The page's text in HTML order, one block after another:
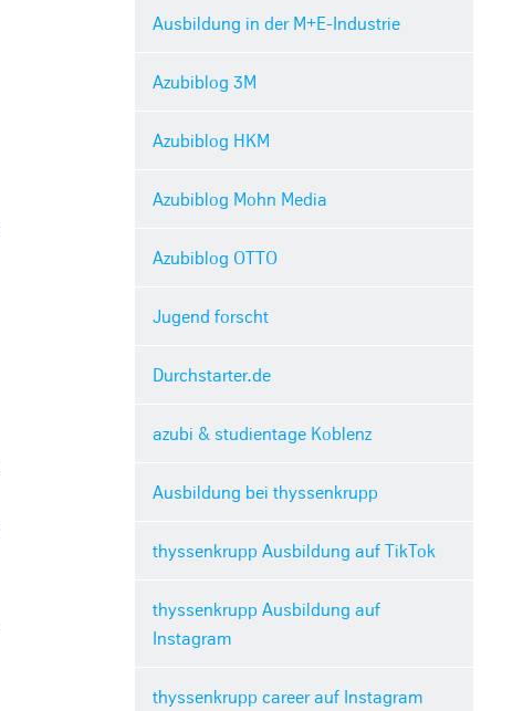
Ausbildung in der M+E-Industrie
Azubiblog 3M
Azubiblog HKM
Azubiblog Mohn Media
Azubiblog OTTO
Jugend forscht
Durchstarter.de
azubi & studientage Koblenz
Ausbildung bei thyssenkrupp
thyssenkrupp Ausbildung auf TikTok
thyssenkrupp Ausbildung auf
Instagram
thyssenkrupp career auf Instagram